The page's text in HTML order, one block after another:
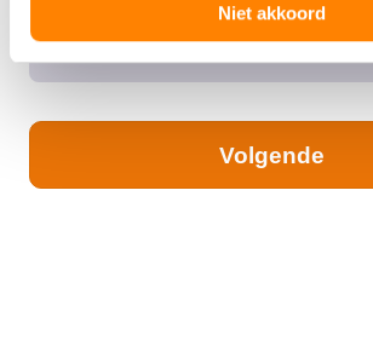
Niet akkoord
aantal appartementen
Volgende